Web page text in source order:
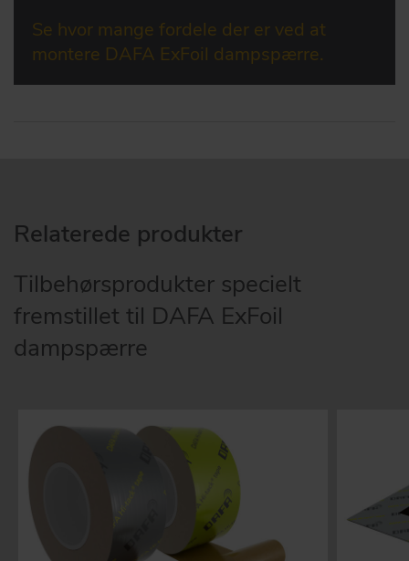
Se hvor mange fordele der er ved at
montere DAFA ExFoil dampspærre.
Relaterede produkter
Tilbehørsprodukter specielt
fremstillet til DAFA ExFoil
dampspærre